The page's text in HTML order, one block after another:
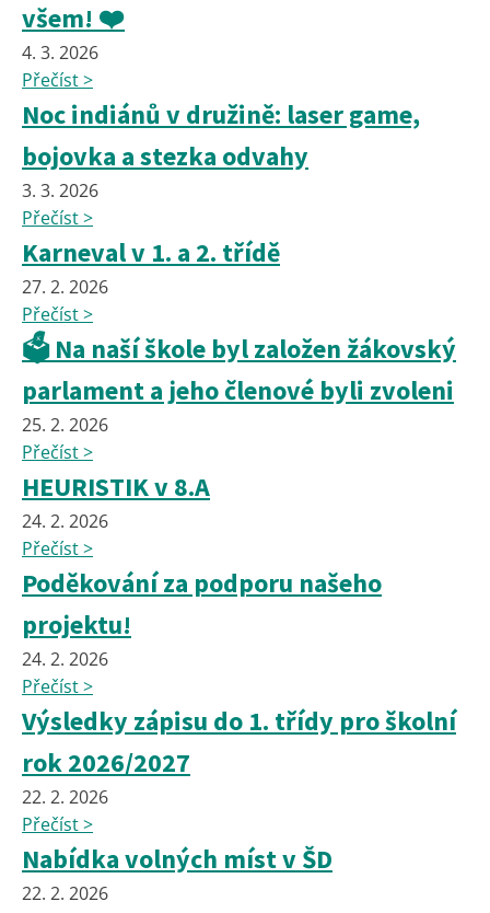
všem! ❤️
4. 3. 2026
Přečíst >
Noc indiánů v družině: laser game,
bojovka a stezka odvahy
3. 3. 2026
Přečíst >
Karneval v 1. a 2. třídě
27. 2. 2026
Přečíst >
🗳️ Na naší škole byl založen žákovský
parlament a jeho členové byli zvoleni
25. 2. 2026
Přečíst >
HEURISTIK v 8.A
24. 2. 2026
Přečíst >
Poděkování za podporu našeho
projektu!
24. 2. 2026
Přečíst >
Výsledky zápisu do 1. třídy pro školní
rok 2026/2027
22. 2. 2026
Přečíst >
Nabídka volných míst v ŠD
22. 2. 2026